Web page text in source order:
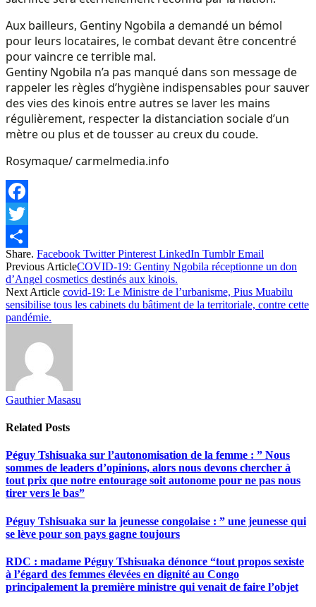
Aux bailleurs, Gentiny Ngobila a demandé un bémol
pour leurs locataires, le combat devant être concentré
pour vaincre ce terrible mal.
Gentiny Ngobila n’a pas manqué dans son message de
rappeler les règles d’hygiène indispensables pour sauver
des vies des kinois entre autres se laver les mains
régulièrement, respecter la distanciation sociale d’un
mètre ou plus et de tousser au creux du coude.
Rosymaque/ carmelmedia.info
Facebook
Twitter
Share
Share. Facebook Twitter Pinterest LinkedIn Tumblr Email
Previous ArticleCOVID-19: Gentiny Ngobila réceptionne un don
d’Angel cosmetics destinés aux kinois.
Next Article covid-19: Le Ministre de l’urbanisme, Pius Muabilu
sensibilise tous les cabinets du bâtiment de la territoriale, contre cette
pandémie.
Gauthier Masasu
Related Posts
Péguy Tshisuaka sur l’autonomisation de la femme : ” Nous
sommes de leaders d’opinions, alors nous devons chercher à
tout prix que notre entourage soit autonome pour ne pas nous
tirer vers le bas”
Péguy Tshisuaka sur la jeunesse congolaise : ” une jeunesse qui
se lève pour son pays gagne toujours
RDC : madame Péguy Tshisuaka dénonce “tout propos sexiste
à l’égard des femmes élevées en dignité au Congo
principalement la première ministre qui venait de faire l’objet